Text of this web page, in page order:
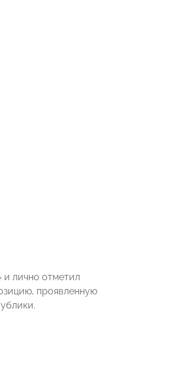
лично отметил
проявленную